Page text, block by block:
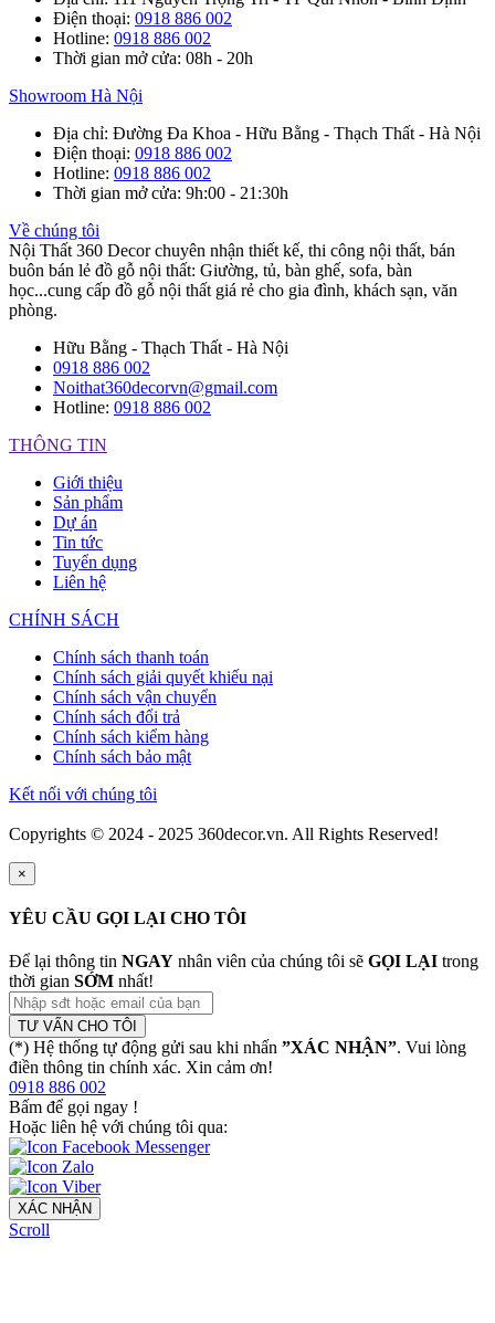
Điện thoại: 0918 886 002
Hotline: 0918 886 002
Thời gian mở cửa: 08h - 20h
Showroom Hà Nội
Địa chỉ: Đường Đa Khoa - Hữu Bằng - Thạch Thất - Hà Nội
Điện thoại: 0918 886 002
Hotline: 0918 886 002
Thời gian mở cửa: 9h:00 - 21:30h
Về chúng tôi
Nội Thất 360 Decor chuyên nhận thiết kế, thi công nội thất, bán
buôn bán lẻ đồ gỗ nội thất: Giường, tủ, bàn ghế, sofa, bàn
học...cung cấp đồ gỗ nội thất giá rẻ cho gia đình, khách sạn, văn
phòng.
Hữu Bằng - Thạch Thất - Hà Nội
0918 886 002
Noithat360decorvn@gmail.com
Hotline: 0918 886 002
THÔNG TIN
Giới thiệu
Sản phẩm
Dự án
Tin tức
Tuyển dụng
Liên hệ
CHÍNH SÁCH
Chính sách thanh toán
Chính sách giải quyết khiếu nại
Chính sách vận chuyển
Chính sách đổi trả
Chính sách kiểm hàng
Chính sách bảo mật
Kết nối với chúng tôi
Copyrights © 2024 - 2025 360decor.vn. All Rights Reserved!
×
YÊU CẦU GỌI LẠI CHO TÔI
Để lại thông tin NGAY nhân viên của chúng tôi sẽ GỌI LẠI trong
thời gian SỚM nhất!
TƯ VẤN CHO TÔI
(*) Hệ thống tự động gửi sau khi nhấn ”XÁC NHẬN”. Vui lòng
điền thông tin chính xác. Xin cảm ơn!
0918 886 002
Bấm để gọi ngay !
Hoặc liên hệ với chúng tôi qua:
XÁC NHẬN
Scroll